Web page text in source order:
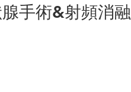
手術&射頻消融